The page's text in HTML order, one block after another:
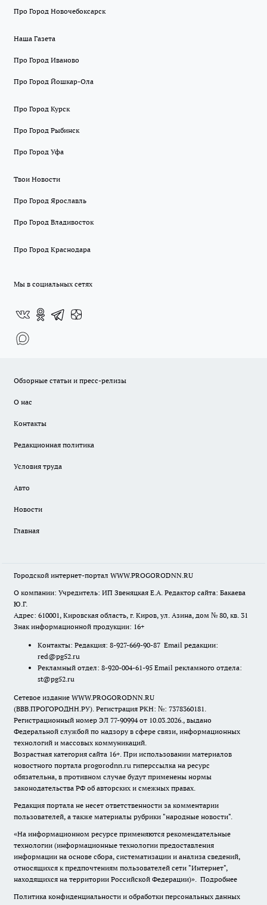
Про Город Новочебоксарск
Наша Газета
Про Город Иваново
Про Город Йошкар-Ола
Про Город Курск
Про Город Рыбинск
Про Город Уфа
Твои Новости
Про Город Ярославль
Про Город Владивосток
Про Город Краснодара
Мы в социальных сетях
Обзорные статьи и пресс-релизы
О нас
Контакты
Редакционная политика
Условия труда
Авто
Новости
Главная
Городской интернет-портал WWW.PROGORODNN.RU
О компании: Учредитель: ИП Звеняцкая Е.А. Редактор сайта: Бакаева
Ю.Г.
Адрес: 610001, Кировская область, г. Киров, ул. Азина, дом № 80, кв. 31
Знак информационной продукции: 16+
Контакты: Редакция: 8-927-669-90-87 Email редакции:
red@pg52.ru
Рекламный отдел: 8-920-004-61-95 Email рекламного отдела:
st@pg52.ru
Сетевое издание WWW.PROGORODNN.RU
(ВВВ.ПРОГОРОДНН.РУ). Регистрация РКН: №: 7378360181.
Регистрационный номер ЭЛ 77-90994 от 10.03.2026., выдано
Федеральной службой по надзору в сфере связи, информационных
технологий и массовых коммуникаций.
Возрастная категория сайта 16+. При использовании материалов
новостного портала progorodnn.ru гиперссылка на ресурс
обязательна, в противном случае будут применены нормы
законодательства РФ об авторских и смежных правах.
Редакция портала не несет ответственности за комментарии
пользователей, а также материалы рубрики "народные новости".
«На информационном ресурсе применяются рекомендательные
технологии (информационные технологии предоставления
информации на основе сбора, систематизации и анализа сведений,
относящихся к предпочтениям пользователей сети "Интернет",
находящихся на территории Российской Федерации)». Подробнее
Политика конфиденциальности и обработки персональных данных